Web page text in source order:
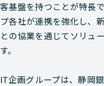
客基盤を持つことが特長
プ各社が連携を強化し、
との協業を通じてソリュ
す。
IT企画グループは、静岡